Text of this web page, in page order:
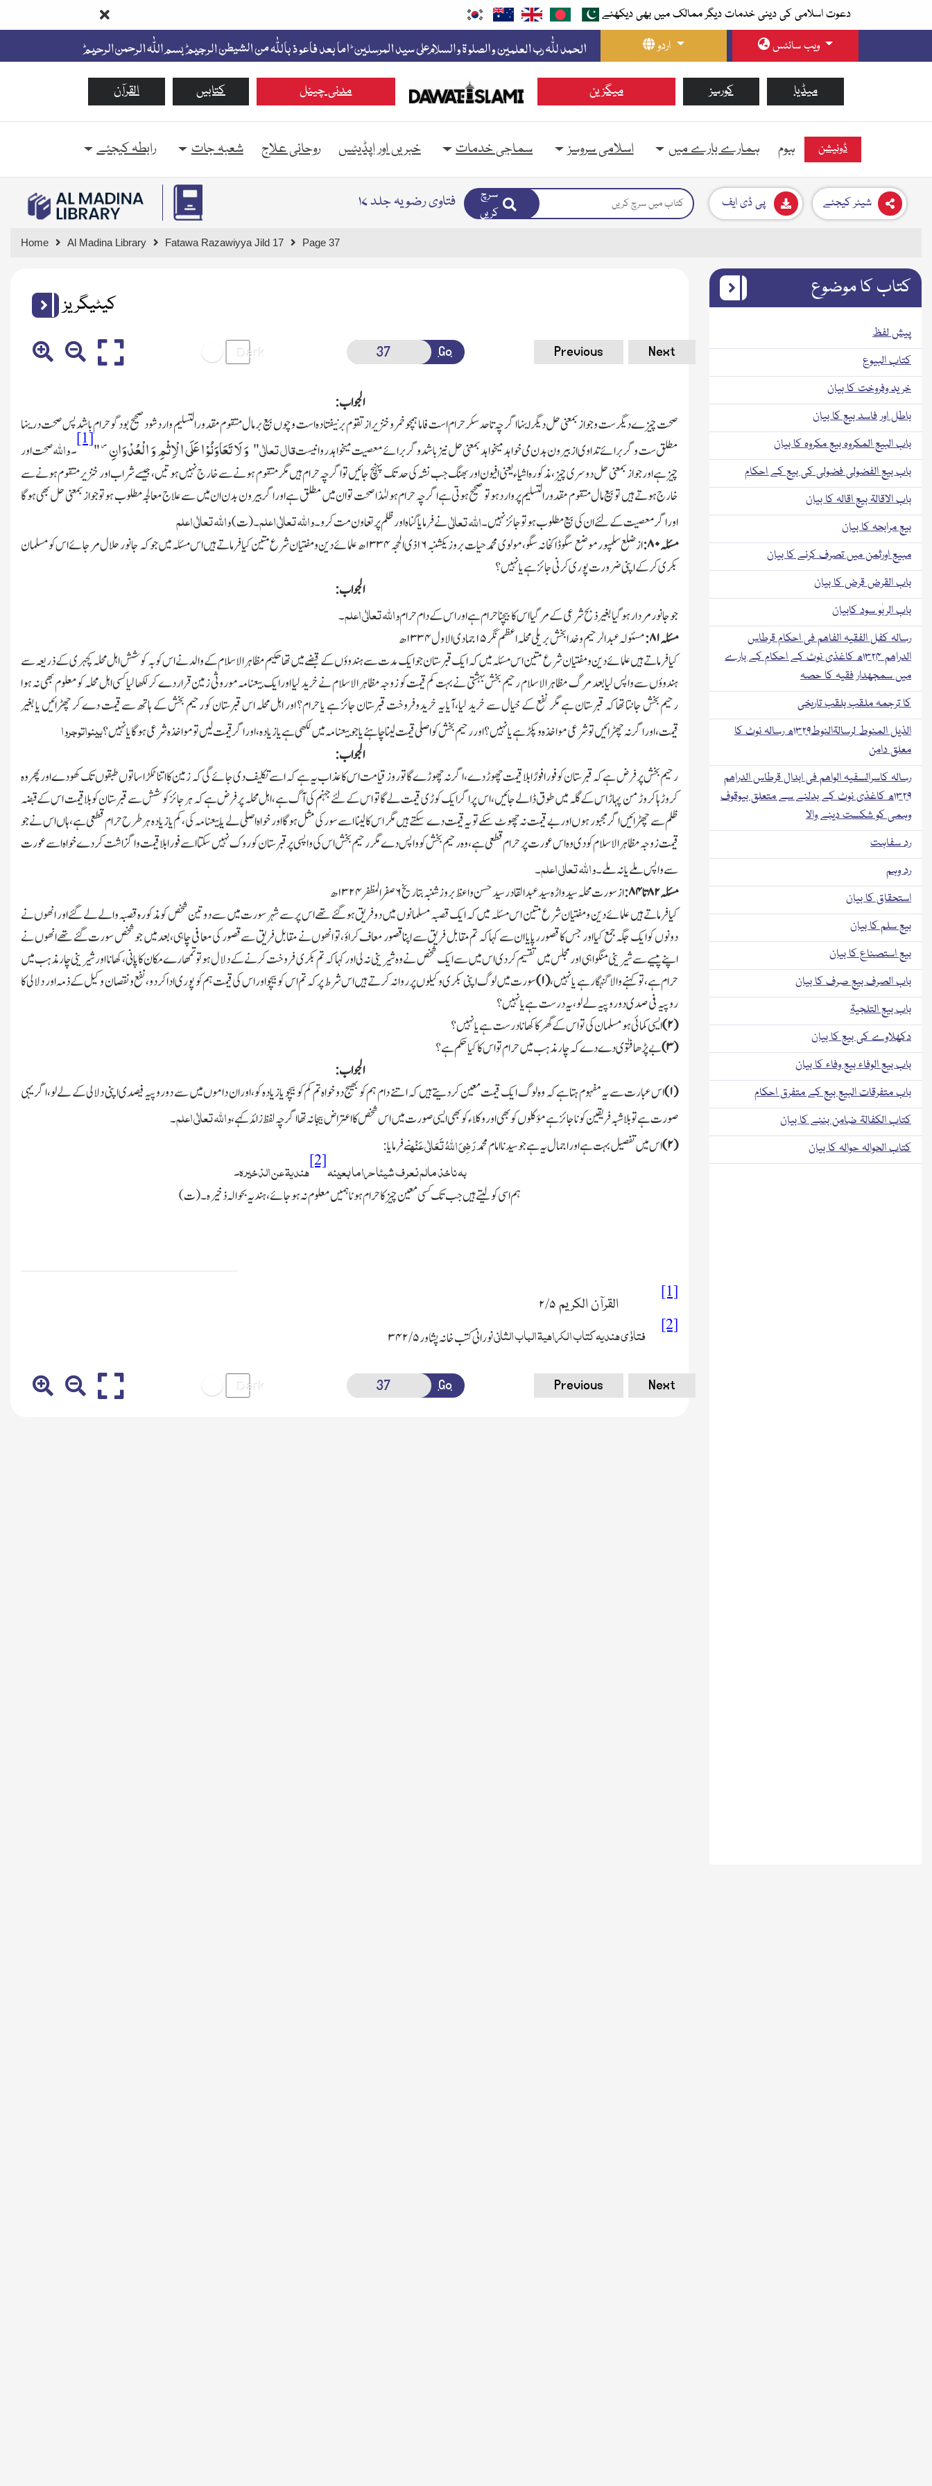
دعوت اسلامی کی دینی خدمات دیگر ممالک میں بھی دیکھئے
اردو
ویب سائٹس
القرآن کتابیں مدنی چینل میگزین کورسز میڈیا
ہوم ہمارے بارے میں اسلامی سروسز سماجی خدمات خبریں اور اپڈیٹس روحانی علاج شعبہ جات رابطہ کیجئے ڈونیشن
فتاوی رضویہ جلد ۱۷
سرچ
کریں
پی ڈی ایف شیئر کیجئے
Home Al Madina Library Fatawa Razawiyya Jild 17 Page 37
کیٹیگریز
Go Previous Next
الجواب:
صحت چیزے دیگر ست وجواز بمعنی حل دیگر اینہا اگر چہ تاحد سکر حرام است فاما ہمچو خمر وخنزیر از تقوم برنیفتادہ است و چوں بیع برمال متقوم مقدورالتسلیم وارد شود صحیح بود گو حرام باشد پس صحت درینہا
مطلق ست وگربرائے تداوی از بیرون بدن می خواہد میخواہد بمعنی حل نیز باشد وگربرائے معصیت میخواہدروانیستقال تعالٰی" وَ لَا تَعَاوَنُوْا عَلَى الْاِثْمِ وَ الْعُدْوَانِ۪-"
[1]۔واللہصحت اور
چیز ہے اور جوازبمعنی حل دوسری چیز،مذکورہ اشیاء یعنی افیون اور بھنگ جب نشہ کی حد تك پہنچ جائیں تو اگرچہ حرام ہیں مگر متقوم ہونے سے خارج نہیں ہوتیں،جیسے شراب اور خنزیر متقوم ہونے سے
خارج ہوتے ہیں تو بیع مال متقوم مقدورالتسلیم پر وارد ہوتو صحیح ہوتی ہے اگرچہ حرام ہو لہٰذا صحت تو ان میں مطلق ہے اور اگر بیرون بد ن ان میں سے علاج معالجہ مطلوب ہو تو جواز بمعنی حل بھی ہوگا
اور اگر معصیت کے لئے ان کی بیع مطلوب ہو تو جائز نہیں۔الله تعالٰینے فرمایا گناہ اور ظلم پر تعاون مت کرو۔والله تعالٰی اعلم۔(ت)والله تعالٰی اعلم
مسئلہ۸۰:از ضلع سلمپور موضع سگو ڈاکخانہ سگو،مولوی محمد حیات بروز یکشنبہ۱۶ذی الحجہ۱۳۳۴ھ علمائے دین ومفتیان شرع متین کیا فرماتے ہیں اس مسئلہ میں جوکہ جانور حلال مرجائے اس کو مسلمان
بکری کرکے اپنی ضرورت پوری کرنی جائز ہے یانہیں ؟
الجواب:
جو جانور مردا ر ہوگیا بغیر ذبح شرعی کے مرگیا اس کا بیچنا حرام ہے اور اس کے دام حراموالله تعالٰی اعلم۔
مسئلہ۸۱: مسئولہ عبدالرحیم وخدابخش بریلی محلہ اعظم نگر۱۵جمادی الاول۱۳۳۴ھ
کیا فرماتے ہیں علمائے دین ومفتیان شرع متین اس مسئلہ میں کہ ایك قبرستان جو ایك مدت سے ہندوؤں کے قبضے میں تھا حکیم مظاہر الاسلام کے والد نے اس کو بہ کوشش اہل محلہ کچہری کے ذریعہ سے
ہندوؤں سے واپس لیا بعد مرگ مظاہر الاسلام رحیم بخش بہشتی نے بہت کم قیمت کو زوجہ مظاہر الاسلام نے خرید لیا اور ایك بیعنامہ موروثی زمین قرار دے کر لکھا لیا کسی اہل محلہ کو معلوم بھی نہ ہوا
رحیم بخش جانتا تھا کہ قبرستان ہے مگر نفع کے خیال سے خرید لیا،آیا یہ خریدوفروخت قبرستان جائز ہے یا حرام؟ اور اہل محلہ اس قبرستان کو رحیم بخش کے ہاتھ سے قیمت دے کر چھڑائیں یا بغیر
قیمت،اوراگر نہ چھڑائیں تو شرعی مواخذہ وپکڑ ہے یانہیں ؟ اور رحیم بخش کو اصلی قیمت لینا چاہئے یاجو بیعنامہ میں لکھی ہے یا زیادہ،اور اگر قیمت لیں تو مواخذہ شرعی ہوگا یانہیں ؟بینواتوجروا
الجواب:
رحیم بخش پر فرض ہے کہ قبرستان کو فورا فورًا بلا قیمت چھوڑ دے،اگرنہ چھوڑے گا تو روز قیامت اس کا عذاب یہ ہے کہ اسے تکلیف دی جائے گی کہ زمین کا اتنا ٹکڑا ساتوں طبقوں تك کھودے اور پھر وہ
کروڑہا کروڑ من پہاڑ اس کے گلہ میں طوق ڈالے جائیں،اس پر اگر ایك کوڑی قیمت لے گا تو اس کے لئے جہنم کی آگ ہے،اہل محلہ پر فرض ہے کہ ہر جائز کوشش سے قبرستان کو بلا قیمت اس کے قبضہ
ظلم سے چھڑائیں اگر مجبور ہوں اور بے قیمت نہ چھوٹ سکے تو یہ قیمت دے سکتے ہیں مگر اس کا لینا اسے سور کی مثل ہوگاا ور خواہ اصلی لے یا بیعنامہ کی،کم یا زیادہ ہر طرح حرام قطعی ہے،ہاں اس نے جو
قیمت زوجہ مظاہر الاسلام کو دی وہ اس عورت پر حرام قطعی ہے،وہ رحیم بخش کو واپس دے مگر رحیم بخش اس کی واپسی پر قبرستان کو روك نہیں سکتا اسے فورا بلا قیمت واگزاشت کردے خواہ اسے عورت
سے واپس ملے یا نہ ملے۔والله تعالی اعلم۔
مسئلہ۸۲تا۸۴: از سورت محلہ سید واڑہ سید عبدالقادر سید حسن واعظ بروز شنبہ بتاریخ۶صفر المظفر۱۳۲۴ھ
کیافرماتے ہیں علمائے دین ومفتیان شرع متین اس مسئلہ میں کہ ایك قصبہ مسلمانوں میں دوفریق ہوگئے تھے اس پر سے شہر سورت میں سے دوتین شخص کو مذکورہ قصبہ والے لے گئے اور انھوں نے
دونوں کو ایك جگہ جمع کیا اور جس کا قصور رپایا ان سے کہا کہ تم مقابل فریق سے اپنا قصور معاف کراؤ،تو انھوں نے مقابل فریق سے قصور کی معافی چاہی،بعد میں جو شخص سورت گئے تھے انھوں نے
اپنے پیسے سے شیرینی منگواہی اور مجلس میں تقسیم کردی اس میں سے ایك شخص نے وہ شیرینی نہ لی اور کہا کہ تم بکری فروخت کرنے کے دلال ہو تو تمھارے مکان کا پانی،کھانا اور شیرینی چار مذہب میں
حرام ہے،تو کہنے والا گنہگار ہے یانہیں،(۱) سورت میں لوگ اپنی بکری وکیلوں پر روانہ کرتے ہیں اس شرط پر کہ تم اس کو بیچو اور اس کی قیمت ہم کو پوری اداکردو، نفع ونقصان وکیل کے ذمہ اور دلالی کا
روپیہ فی صدی دوروپیہ لے لو،یہ درست ہے یانہیں ؟
(۲) ایسی کمائی ہو مسلمان کی تو اس کے گھر کاکھانا درست ہے یانہیں ؟
(۳) بے پڑھا فتوٰی دےدے کہ چار مذہب میں حرام تو اس کا کیاحکم ہے؟
الجواب:
(۱) اس عبارت سے یہ مفہوم ہتاہے کہ وہ لوگ ایك قیمت معین کردیتے ہیں کہ اتنے دام ہم کو بھیج دو خواہ تم کم کو بیچو یا زیادہ کو،او ران داموں میں سے دو روپیہ فیصدی اپنی دلالی کے لے لو،اگر یہی
صورت ہے تو بلاشبہ فریقین کو ناجائز ہے مؤکلوں کو بھی اور وکلاء کو بھی ایسی صورت میں اس شخص کا اعتراض بیجا نہ تھا اگر چہ لفظ زائد کہے،والله تعالٰی اعلم۔
(۲) اس میں تفصیل بہت ہے اور اجمال یہ ہے جو سیدنا امام محمدرَضِیَ اللہُ تَعَالٰی عَنْہنے فرمایا:
بہ ناخذ مالم نعرف شیئا حراما بعینہ[2]ھندیۃ عن الذخیرہ۔
ہم اسی کو لیتے ہیں جب تك کسی معین چیز کا حرام ہونا ہمیں معلوم نہ ہوجائے،ہندیہ بحوالہ ذخیرہ۔(ت)
[1]
القرآن الکریم۵ /۲
[2]
فتاوٰی ہندیہ کتاب الکراہیۃ الباب الثانینورانی کتب خانہ پشاور۵ /۳۴۲
Go Previous Next
کتاب کا موضوع
پیش لفظ
کتاب البیوع
خرید وفروخت کا بیان
باطل اور فاسد بیع کا بیان
باب البیع المکروہ بیع مکروہ کا بیان
باب بیع الفضولی فضولی کی بیع کے احکام
باب الاقالۃ بیع اقالہ کا بیان
بیع مرابحہ کا بیان
مبیع اورثمن میں تصرف کرنے کا بیان
باب القرض قرض کا بیان
باب الربٰو سود کابیان
رسالہ کفل الفقیہ الفاھم فی احکام قرطاس
الدراھم ۱۳۲۴ھ کاغذی نوٹ کے احکام کے بارے
میں سمجھدار فقیہ کا حصہ
کا ترجمہ ملقب بلقب تاریخی
الذیل المنوط لرسالۃالنوط۱۳۲۹ھ رسالہ نوٹ کا
معلق دامن
رسالہ کاسرالسفیہ الواھم فی ابدال قرطاس الدراھم
۱۳۲۹ھ کاغذی نوٹ کے بدلنے سے متعلق بیوقوف
وہمی کو شکست دینے والا
رد سفاہت
رد وہم
استحقاق کا بیان
بیع سلم کا بیان
بیع استصناع کا بیان
باب الصرف بیع صرف کا بیان
باب بیع التلجیۃ
دکھلاوے کی بیع کا بیان
باب بیع الوفاء بیع وفاء کا بیان
باب متفرقات البیع بیع کے متفرق احکام
کتاب الکفالۃ ضامن بننے کا بیان
کتاب الحوالہ حوالہ کا بیان